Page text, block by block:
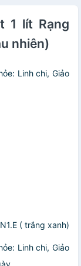
1 lít Rạng
nhiên)
Linh chi, Giảo
( trắng xanh)
Linh chi, Giảo